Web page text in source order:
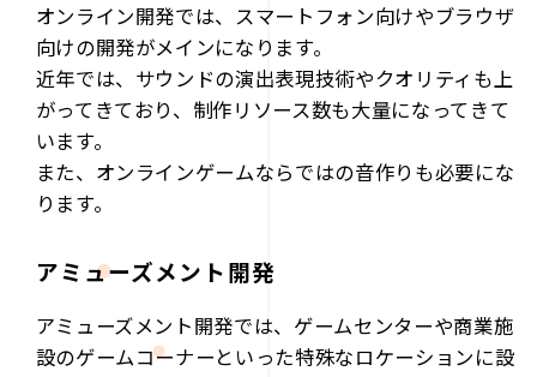
オンライン開発では、スマートフォン向けやブラウザ
向けの開発がメインになります。
近年では、サウンドの演出表現技術やクオリティも上
がってきており、制作リソース数も大量になってきて
います。
また、オンラインゲームならではの音作りも必要にな
ります。
アミューズメント開発
アミューズメント開発では、ゲームセンターや商業施
設のゲームコーナーといった特殊なロケーションに設